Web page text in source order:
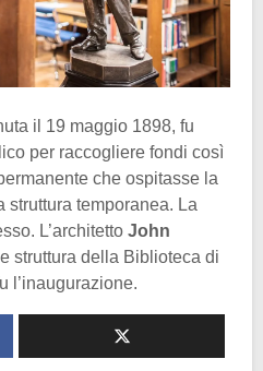
il 19 maggio 1898, fu
per raccogliere fondi così
che ospitasse la
temporanea. La
L’architetto John
struttura della Biblioteca di
l’inaugurazione.